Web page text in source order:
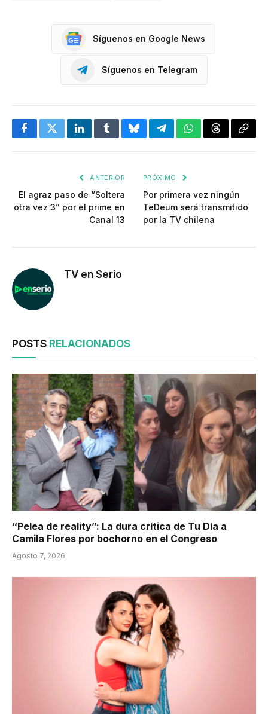
Síguenos en Google News
Síguenos en Telegram
FacebookTwitterLinkedInTumblrBlueskyTelegramWhatsApp
Threads
ANTERIOR
El agraz paso de “Soltera
otra vez 3” por el prime en
Canal 13
PRÓXIMO
Por primera vez ningún
TeDeum será transmitido
por la TV chilena
TV en Serio
POSTS RELACIONADOS
“Pelea de reality”: La dura crítica de Tu Día a
Camila Flores por bochorno en el Congreso
Agosto 7, 2026